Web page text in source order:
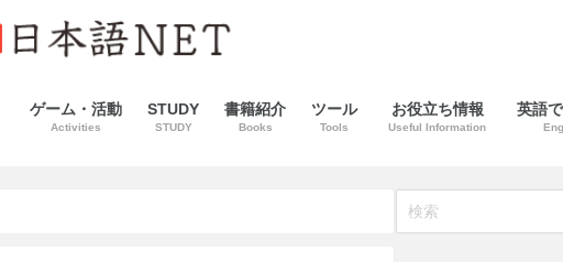
ゲーム・活動
Activities
STUDY
STUDY
書籍紹介
Books
ツール
Tools
お役立ち情報
Useful Information
英語